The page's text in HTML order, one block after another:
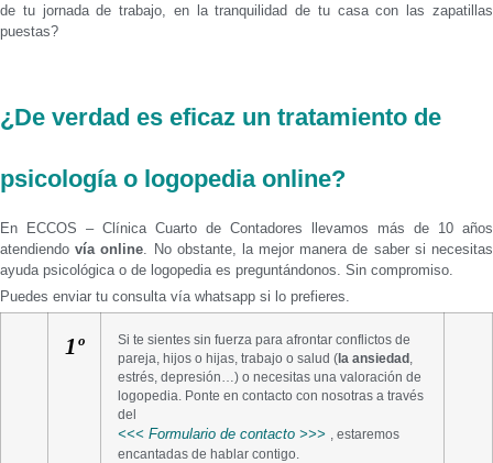
de tu jornada de trabajo, en la tranquilidad de tu casa con las zapatillas
puestas?
¿De verdad es eficaz un tratamiento de
psicología o logopedia online?
En ECCOS – Clínica Cuarto de Contadores llevamos más de 10 años
atendiendovía online. No obstante, la mejor manera de saber si necesitas
ayuda psicológica o de logopedia es preguntándonos. Sin compromiso.
Puedes enviar tu consulta vía whatsapp si lo prefieres.
1º
Si te sientes sin fuerza para afrontar conflictos de
pareja, hijos o hijas, trabajo o salud ( la ansiedad
estrés, depresión…) o necesitas una valoración de
logopedia. Ponte en contacto con nosotras a través
del
<<< Formulario de contacto >>>
, estaremos
encantadas de hablar contigo.